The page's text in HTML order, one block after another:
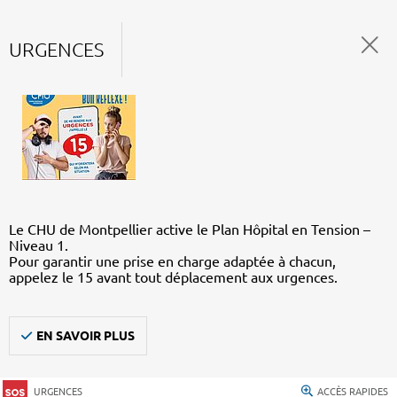
URGENCES
Le CHU de Montpellier active le Plan Hôpital en Tension –
Niveau 1.
Pour garantir une prise en charge adaptée à chacun,
appelez le 15 avant tout déplacement aux urgences.
EN SAVOIR PLUS
URGENCES ACCÈS RAPIDES